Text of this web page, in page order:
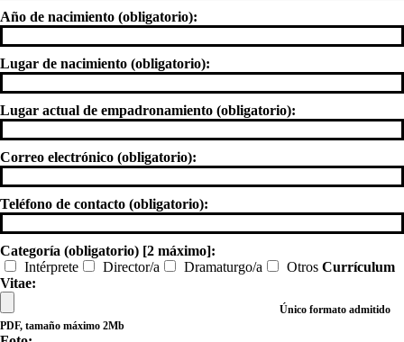
Año de nacimiento (obligatorio):
Lugar de nacimiento (obligatorio):
Lugar actual de empadronamiento (obligatorio):
Correo electrónico (obligatorio):
Teléfono de contacto (obligatorio):
Categoría (obligatorio) [2 máximo]:
Intérprete
Director/a Dramaturgo/a Otros Currículum
Vitae:
Único formato admitido
PDF, tamaño máximo 2Mb